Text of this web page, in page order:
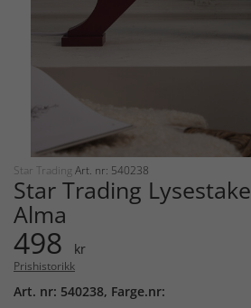
Star Trading Art. nr: 540238
Star Trading Lysestake
Alma
498 kr
Prishistorikk
Art. nr: 540238, Farge.nr: